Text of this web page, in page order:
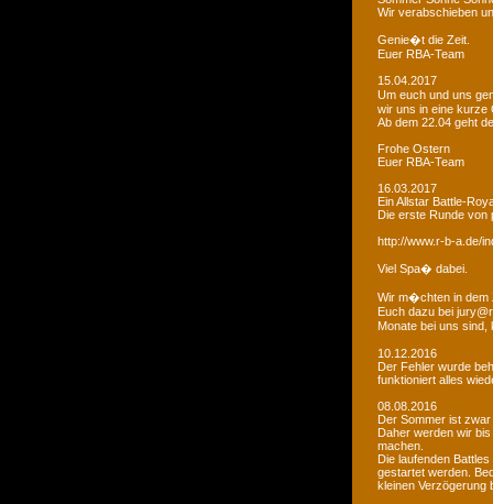
Wir verabschieben
Genie�t die Zeit.
Euer RBA-Team
15.04.2017
Um euch und uns
wir uns in eine kurze
Ab dem 22.04 geht
Frohe Ostern
Euer RBA-Team
16.03.2017
Ein Allstar Battle-
Die erste Runde von
http://www.r-b-a.de/
Viel Spa� dabei.
Wir m�chten in dem
Euch dazu bei
Monate bei uns
10.12.2016
Der Fehler wurde
funktioniert alles
08.08.2016
Der Sommer ist
Daher werden wir
machen.
Die laufenden
gestartet werden.
kleinen Verzögerung